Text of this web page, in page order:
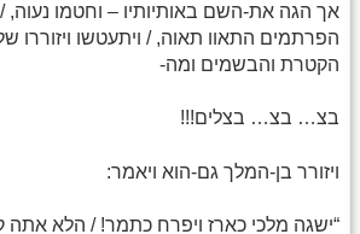
אך הגה את-השם באותיותיו – וחטמו נעוה,
הפרתמים התאוו תאוה, / ויתעטשו ויזוררו
הקטרת והבשמים ומה-
בצ… בצ… בצלים!!!
ויזורר בן-המלך גם-הוא ויאמר:
“ישגה מלכי כארז ויפרח כתמר! / הלא